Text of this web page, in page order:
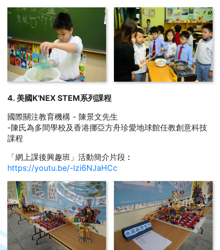
4. 美國K'NEX STEM系列課程
國際關注教育機構 - 陳景文先生
-陳氏為多間學校及香港挪亞方舟珍愛地球館任教創意科技
課程
「網上課後興趣班」活動簡介片段︰
https://youtu.be/-lzi6NJaHCc